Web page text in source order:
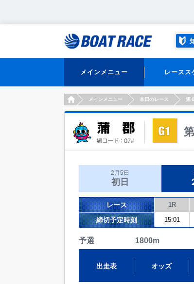
メインメニュー レースス
HOMEメインメニュー 本日のレース 第
2月5日
初日
レース 1R
締切予定時刻 15:01
予選 1800m
出走表 オッズ